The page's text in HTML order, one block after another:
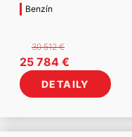
Benzín
30 512€
Pôvodná
cena
bola:
512 €.
25 784 €Aktuálna
cena
je:
784 €.
DETAILY